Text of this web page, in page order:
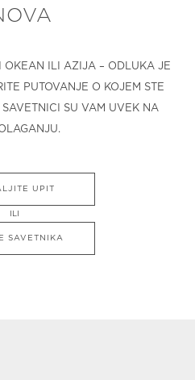
OKEAN ILI AZIJA – ODLUKA JE
PUTOVANJE O KOJEM STE
SU VAM UVEK NA
UPIT
ILI
SAVETNIKA